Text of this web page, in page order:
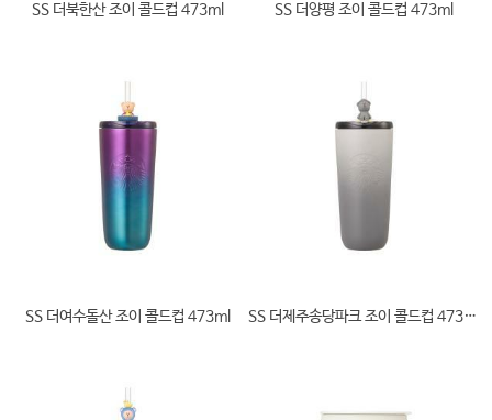
SS 더북한산 조이 콜드컵 473ml SS 더양평 조이 콜드컵 473ml
SS 더여수돌산 조이 콜드컵 473ml SS 더제주송당파크 조이 콜드컵 473ml